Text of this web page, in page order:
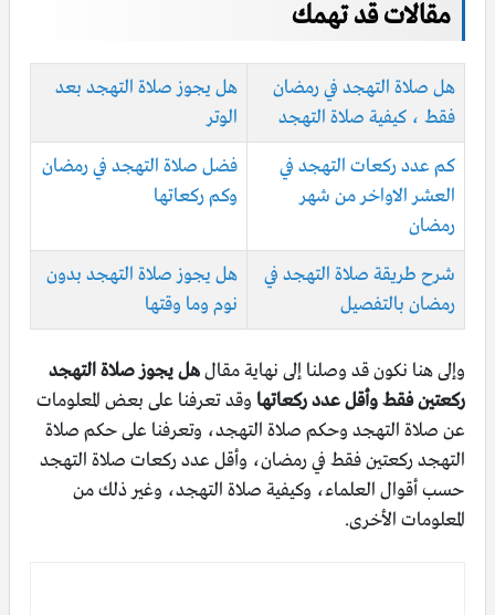
مقالات قد تهمك
هل صلاة التهجد في رمضان
فقط ، كيفية صلاة التهجد
هل يجوز صلاة التهجد بعد
الوتر
كم عدد ركعات التهجد في
العشر الاواخر من شهر
رمضان
فضل صلاة التهجد في رمضان
وكم ركعاتها
شرح طريقة صلاة التهجد في
رمضان بالتفصيل
هل يجوز صلاة التهجد بدون
نوم وما وقتها
وإلى هنا نكون قد وصلنا إلى نهاية مقالهل يجوز صلاة التهجد
ركعتين فقط وأقل عدد ركعاتها وقد تعرفنا على بعض المعلومات
عن صلاة التهجد وحكم صلاة التهجد، وتعرفنا على حكم صلاة
التهجد ركعتين فقط في رمضان، وأقل عدد ركعات صلاة التهجد
حسب أقوال العلماء، وكيفية صلاة التهجد، وغير ذلك من
المعلومات الأخرى.